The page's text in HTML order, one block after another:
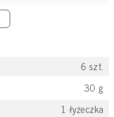
6 szt.
30 g
1 łyżeczka